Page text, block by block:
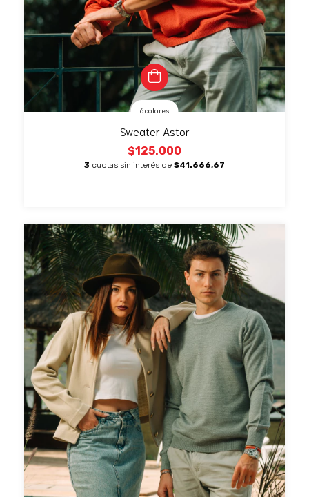
6 colores
Sweater Astor
$125.000
3 cuotas sin interés de $41.666,67